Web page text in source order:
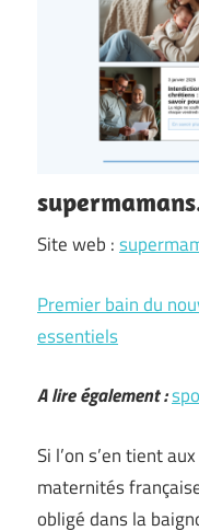
Site web :
Premier bain du
essentiels
A lire également :
Si l’on s’en tient
maternités
obligé dans la